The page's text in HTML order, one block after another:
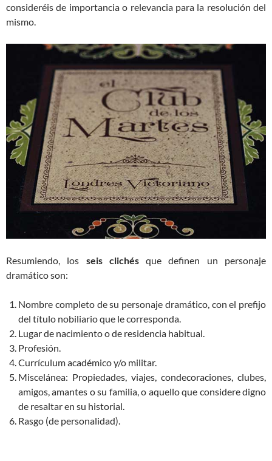
consideréis de importancia o relevancia para la resolución del
mismo.
Resumiendo, los seis clichésque definen un personaje
dramático son:
Nombre completo de su personaje dramático, con el prefijo
del título nobiliario que le corresponda.
Lugar de nacimiento o de residencia habitual.
Profesión.
Currículum académico y/o militar.
Miscelánea: Propiedades, viajes, condecoraciones, clubes,
amigos, amantes o su familia, o aquello que considere digno
de resaltar en su historial.
Rasgo (de personalidad).